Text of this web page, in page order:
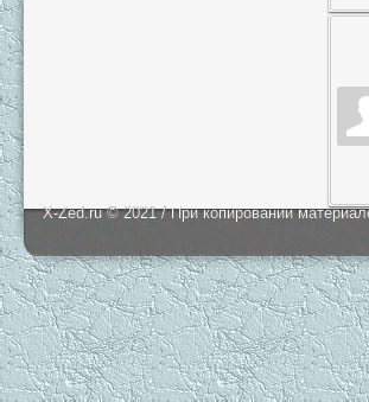
X-Zed.ru © 2021 / При копировании